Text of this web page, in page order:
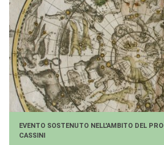
EVENTO SOSTENUTO NELL'AMBITO DEL
CASSINI